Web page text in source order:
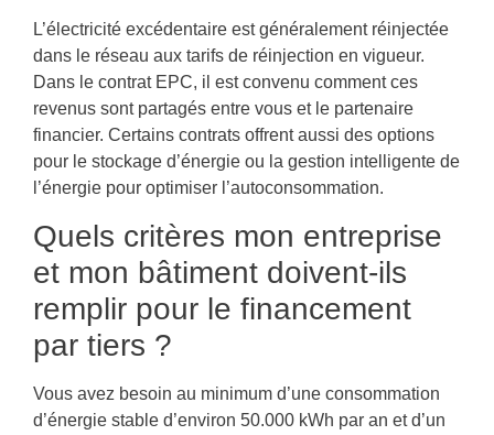
L’électricité excédentaire est généralement réinjectée
dans le réseau aux tarifs de réinjection en vigueur.
Dans le contrat EPC, il est convenu comment ces
revenus sont partagés entre vous et le partenaire
financier. Certains contrats offrent aussi des options
pour le stockage d’énergie ou la gestion intelligente de
l’énergie pour optimiser l’autoconsommation.
Quels critères mon entreprise
et mon bâtiment doivent-ils
remplir pour le financement
par tiers ?
Vous avez besoin au minimum d’une consommation
d’énergie stable d’environ 50.000 kWh par an et d’un